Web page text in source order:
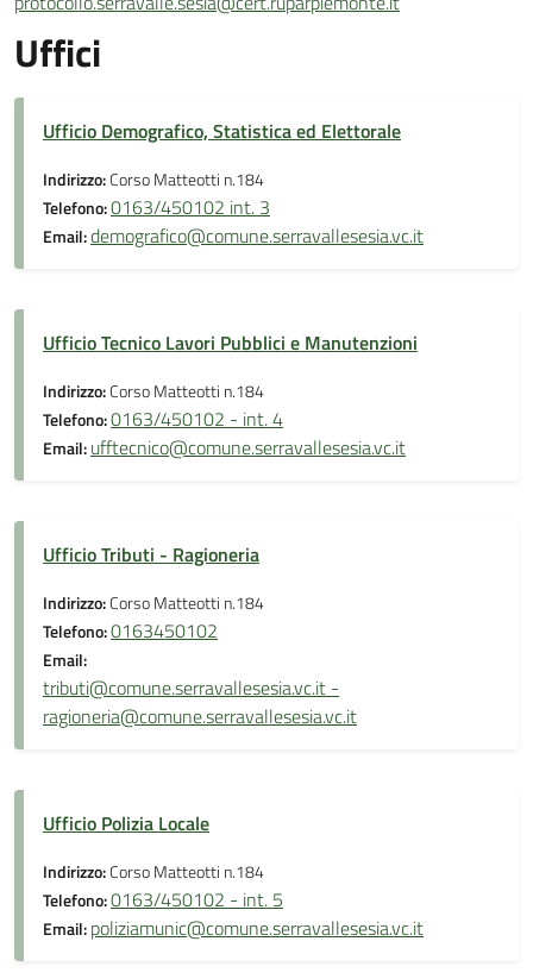
Uffici
Ufficio Demografico, Statistica ed Elettorale
Indirizzo:Corso Matteotti n.184
Telefono:0163/450102 int. 3
Email:demografico@comune.serravallesesia.vc.it
Ufficio Tecnico Lavori Pubblici e Manutenzioni
Indirizzo:Corso Matteotti n.184
Telefono:0163/450102 - int. 4
Email:ufftecnico@comune.serravallesesia.vc.it
Ufficio Tributi - Ragioneria
Indirizzo:Corso Matteotti n.184
Telefono:0163450102
Email:
tributi@comune.serravallesesia.vc.it -
ragioneria@comune.serravallesesia.vc.it
Ufficio Polizia Locale
Indirizzo:Corso Matteotti n.184
Telefono:0163/450102 - int. 5
Email:poliziamunic@comune.serravallesesia.vc.it